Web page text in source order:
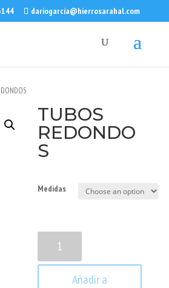
dariogarcia@hierrosarahal.com
TUBOS
REDONDO
S
Medidas
REDONDOS
quantity
Añadir a